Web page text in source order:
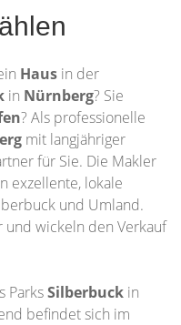
Haus in der
in Nürnberg? Sie
? Als professionelle
mit langjähriger
für Sie. Die Makler
exzellente, lokale
und Umland.
und wickeln den Verkauf
ParksSilberbuck in
befindet sich im